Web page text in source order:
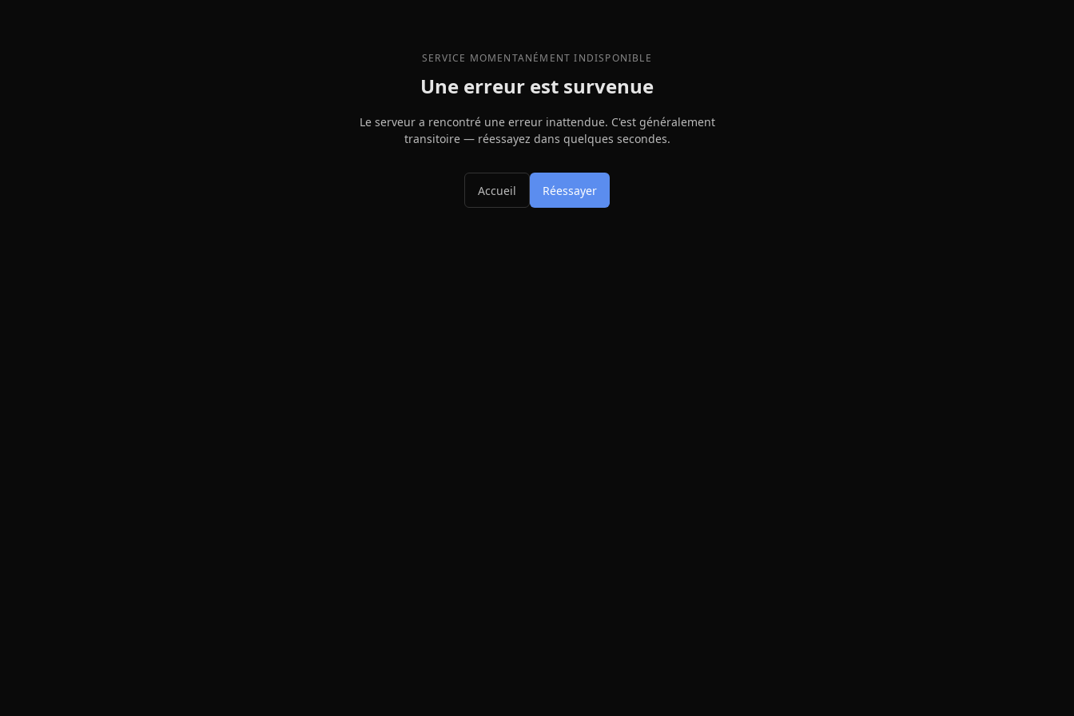
SERVICE MOMENTANÉMENT INDISPONIBLE
Une erreur est survenue
Le serveur a rencontré une erreur inattendue. C'est généralement
transitoire — réessayez dans quelques secondes.
Accueil Réessayer